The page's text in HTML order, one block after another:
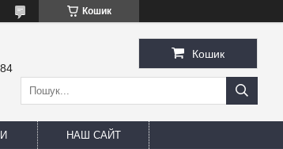
Кошик
Кошик
НАШ САЙТ